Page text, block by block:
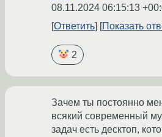
08.11.2024 06:15:13
Ответить
Показать
2
Зачем ты постоянно
всякий современный
задач есть десктоп,